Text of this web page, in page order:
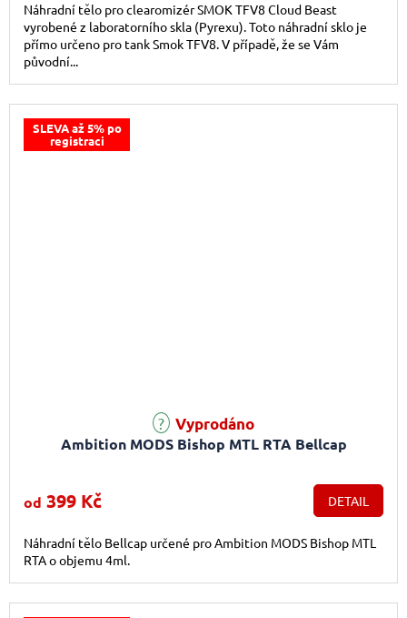
Náhradní tělo pro clearomizér SMOK TFV8 Cloud Beast
vyrobené z laboratorního skla (Pyrexu). Toto náhradní sklo je
přímo určeno pro tank Smok TFV8. V případě, že se Vám
původní...
SLEVA až 5% po
registraci
Ambition MODS Bishop MTL RTA Bellcap
Vyprodáno
od 399 Kč DETAIL
Náhradní tělo Bellcap určené pro Ambition MODS Bishop MTL
RTA o objemu 4ml.